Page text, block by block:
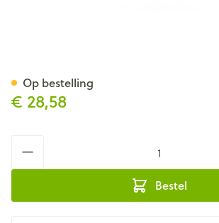
€ 28,58
Bestel
Op bestelling